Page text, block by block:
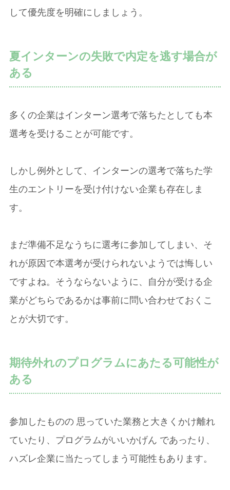
して優先度を明確にしましょう。
夏インターンの失敗で内定を逃す場合が
ある
多くの企業はインターン選考で落ちたとしても本
選考を受けることが可能です。
しかし例外として、インターンの選考で落ちた学
生のエントリーを受け付けない企業も存在しま
す。
まだ準備不足なうちに選考に参加してしまい、そ
れが原因で本選考が受けられないようでは悔しい
ですよね。そうならないように、自分が受ける企
業がどちらであるかは事前に問い合わせておくこ
とが大切です。
期待外れのプログラムにあたる可能性が
ある
参加したものの 思っていた業務と大きくかけ離れ
ていたり、プログラムがいいかげん であったり、
ハズレ企業に当たってしまう可能性もあります。